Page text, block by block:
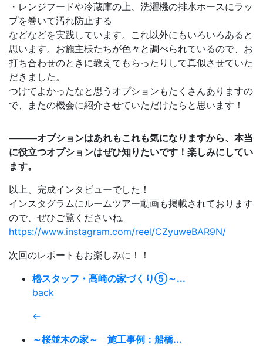
・レンジフードや冷蔵庫の上、洗濯機の排水ホースにラッ
プを巻いて汚れ防止する
などなどを実践しています。これ以外にもいろいろあると
思います。お施主様たちが色々と調べられているので、お
打ち合わせのときに教えてもらったりして真似させていた
だきました。
つけてよかったなと思うオプションもたくさんありますの
で、またの機会に紹介させていただけたらと思います！
———オプションはあれもこれも気になりますから、本当
に役立つオプションはぜひ知りたいです！楽しみにしてい
ます。
以上、完成インタビューでした！
インスタグラムにルームツアー動画も掲載されております
ので、ぜひご覧くださいね。
https://www.instagram.com/reel/CZyuweBAR9N/
次回のレポートもお楽しみに！！
櫓スタッフ・髙崎の家づくり⑤～...
back
←
～桜並木の家～ 施工事例：船橋...